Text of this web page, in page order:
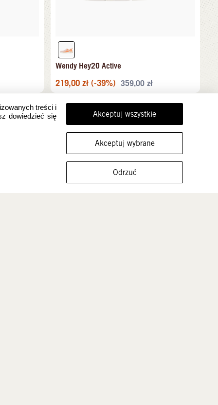
FILTRUJ ROZMIARY
Wendy Hey2O Active
219,00 zł (-39%) 359,00 zł
treści i
dowiedzieć się
Akceptuj wszystkie
Akceptuj wybrane
Odrzuć